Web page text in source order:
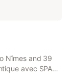
Nîmes and 39
avec SPA